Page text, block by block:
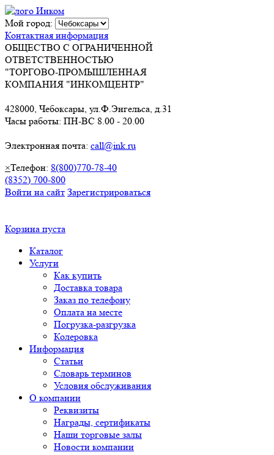
Мой город:
Контактная информация
ОБЩЕСТВО С ОГРАНИЧЕННОЙ
ОТВЕТСТВЕННОСТЬЮ
"ТОРГОВО-ПРОМЫШЛЕННАЯ
КОМПАНИЯ "ИНКОМЦЕНТР"
428000, Чебоксары, ул.Ф.Энгельса, д.31
Часы работы: ПН-ВС 8.00 - 20.00
Электронная почта: call@ink.ru
×Телефон: 8(800)770-78-40
(8352) 700-800
Войти на сайт Зарегистрироваться
Корзина пуста
Каталог
Услуги
Как купить
Доставка товара
Заказ по телефону
Оплата на месте
Погрузка-разгрузка
Колеровка
Информация
Статьи
Словарь терминов
Условия обслуживания
О компании
Реквизиты
Награды, сертификаты
Наши торговые залы
Новости компании